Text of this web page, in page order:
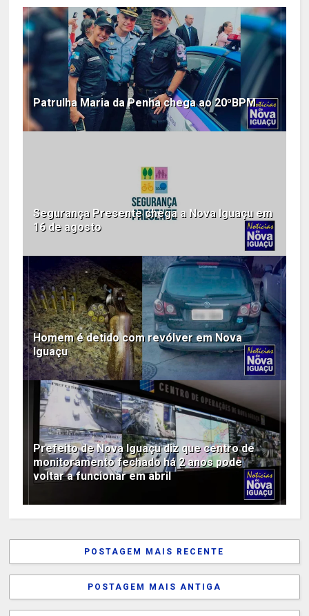
Patrulha Maria da Penha chega ao 20ºBPM
Segurança Presente chega a Nova Iguaçu em
16 de agosto
Homem é detido com revólver em Nova
Iguaçu
Prefeito de Nova Iguaçu diz que centro de
monitoramento fechado há 2 anos pode
voltar a funcionar em abril
POSTAGEM MAIS RECENTE
POSTAGEM MAIS ANTIGA